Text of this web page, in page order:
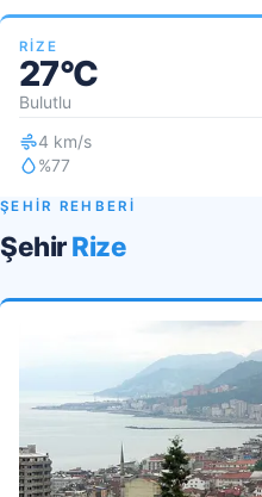
RIZE
27°C
Bulutlu
4 km/s
%77
ŞEHİR REHBERİ
ŞehirRize